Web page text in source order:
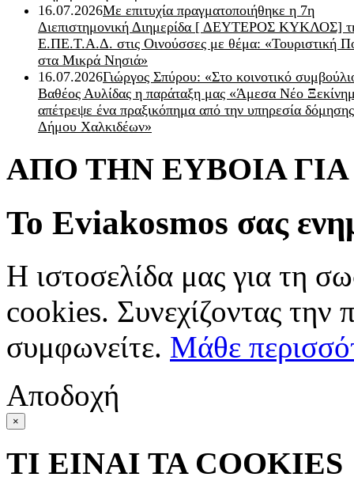
16.07.2026Με επιτυχία πραγματοποιήθηκε η 7η
Διεπιστημονική Διημερίδα [ ΔEYΤΕΡΟΣ ΚΥΚΛΟΣ]
Ε.ΠΕ.Τ.Α.Δ. στις Οινούσσες με θέμα: «Τουριστική
στα Μικρά Νησιά»
16.07.2026Γιώργος Σπύρου: «Στο κοινοτικό
Βαθέος Αυλίδας η παράταξη μας «Άμεσα Νέο
απέτρεψε ένα πραξικόπημα από την υπηρεσία
Δήμου Χαλκιδέων»
ΑΠΟ ΤΗΝ ΕΥΒΟΙΑ
Το Eviakosmos σας
Η ιστοσελίδα μας για τη
cookies. Συνεχίζοντας την
συμφωνείτε. Μάθε
Αποδοχή
×
ΤΙ ΕΙΝΑΙ ΤΑ COOKIES